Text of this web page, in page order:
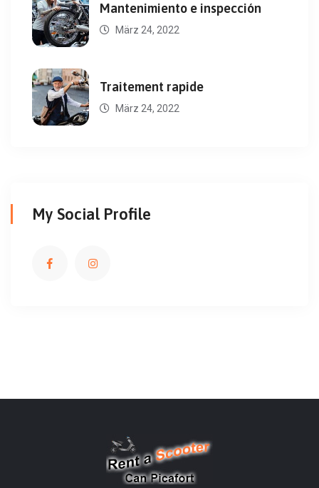
Mantenimiento e inspección
März 24, 2022
Traitement rapide
März 24, 2022
My Social Profile